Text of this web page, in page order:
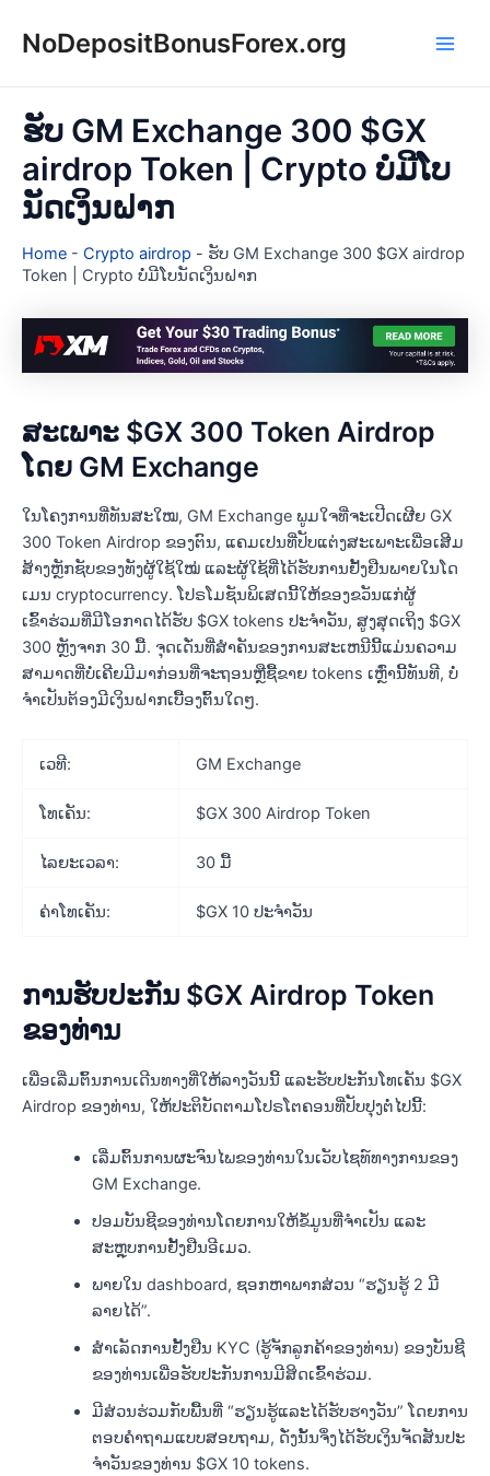
NoDepositBonusForex.org
ຮັບ GM Exchange 300 $GX
airdrop Token | Crypto ບໍ່ມີໂບ
ນັດເງິນຝາກ
Home - Crypto airdrop - ຮັບ GM Exchange 300 $GX airdrop
Token | Crypto ບໍ່ມີໂບນັດເງິນຝາກ
ສະເພາະ $GX 300 Token Airdrop
ໂດຍ GM Exchange
ໃນໂຄງການທີ່ທັນສະໃໝ, GM Exchange ພູມໃຈທີ່ຈະເປີດເຜີຍ GX
300 Token Airdrop ຂອງຕົນ, ແຄມເປນທີ່ປັບແຕ່ງສະເພາະເພື່ອເສີມ
ສ້າງຫຼັກຊັບຂອງທັງຜູ້ໃຊ້ໃໝ່ ແລະຜູ້ໃຊ້ທີ່ໄດ້ຮັບການຢັ້ງຢືນພາຍໃນໂດ
ເມນ cryptocurrency. ໂປຣໂມຊັນພິເສດນີ້ໃຫ້ຂອງຂວັນແກ່ຜູ້
ເຂົ້າຮ່ວມທີ່ມີໂອກາດໄດ້ຮັບ $GX tokens ປະຈໍາວັນ, ສູງສຸດເຖິງ $GX
300 ຫຼັງຈາກ 30 ມື້. ຈຸດເດັ່ນທີ່ສໍາຄັນຂອງການສະເຫນີນີ້ແມ່ນຄວາມ
ສາມາດທີ່ບໍ່ເຄີຍມີມາກ່ອນທີ່ຈະຖອນຫຼືຊື້ຂາຍ tokens ເຫຼົ່ານີ້ທັນທີ, ບໍ່
ຈໍາເປັນຕ້ອງມີເງິນຝາກເບື້ອງຕົ້ນໃດໆ.
ເວທີ: GM Exchange
ໂທເຄັນ: $GX 300 Airdrop Token
ໄລຍະເວລາ: 30 ມື້
ຄ່າໂທເຄັນ: $GX 10 ປະຈໍາວັນ
ການຮັບປະກັນ $GX Airdrop Token
ຂອງທ່ານ
ເພື່ອເລີ່ມຕົ້ນການເດີນທາງທີ່ໃຫ້ລາງວັນນີ້ ແລະຮັບປະກັນໂທເຄັນ $GX
Airdrop ຂອງທ່ານ, ໃຫ້ປະຕິບັດຕາມໂປຣໂຕຄອນທີ່ປັບປຸງຕໍ່ໄປນີ້:
ເລີ່ມຕົ້ນການຜະຈົນໄພຂອງທ່ານໃນເວັບໄຊທ໌ທາງການຂອງ
GM Exchange.
ປອມບັນຊີຂອງທ່ານໂດຍການໃຫ້ຂໍ້ມູນທີ່ຈໍາເປັນ ແລະ
ສະຫຼຸບການຢັ້ງຢືນອີເມວ.
ພາຍໃນ dashboard, ຊອກຫາພາກສ່ວນ “ຮຽນຮູ້ 2 ມີ
ລາຍໄດ້”.
ສຳເລັດການຢັ້ງຢືນ KYC (ຮູ້ຈັກລູກຄ້າຂອງທ່ານ) ຂອງບັນຊີ
ຂອງທ່ານເພື່ອຮັບປະກັນການມີສິດເຂົ້າຮ່ວມ.
ມີສ່ວນຮ່ວມກັບພື້ນທີ່ “ຮຽນຮູ້ແລະໄດ້ຮັບຮາງວັນ” ໂດຍການ
ຕອບຄໍາຖາມແບບສອບຖາມ, ດັ່ງນັ້ນຈຶ່ງໄດ້ຮັບເງິນຈັດສັນປະ
ຈໍາວັນຂອງທ່ານ $GX 10 tokens.